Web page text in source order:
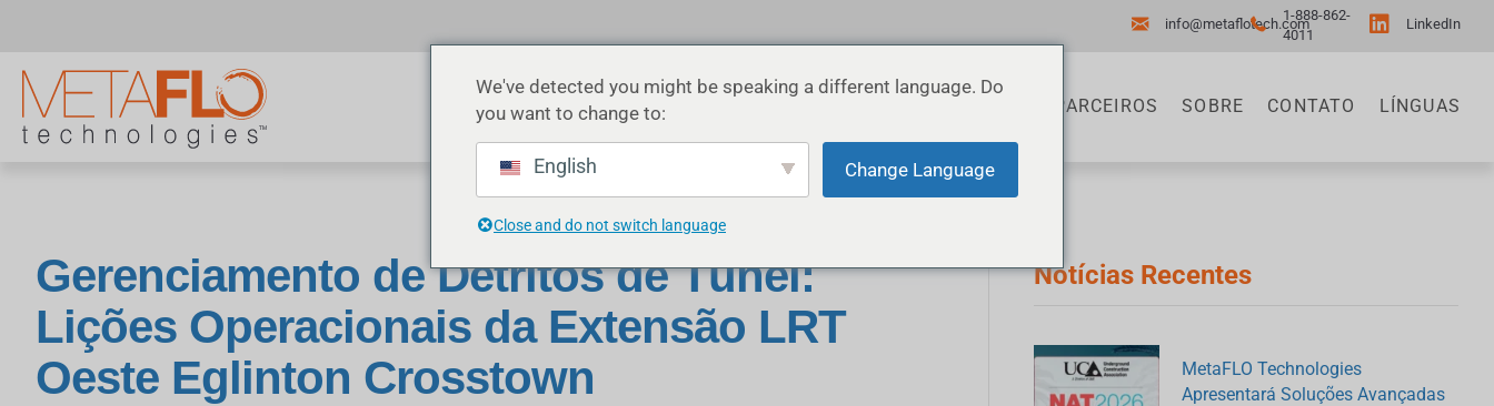
info@metaflotech.com
1-888-862-
4011
LinkedIn
INDÚSTRIAS PARCEIROS SOBRE CONTATO LÍNGUAS
Gerenciamento de Detritos de Túnel:
Lições Operacionais da Extensão LRT
Oeste Eglinton Crosstown
Notícias Recentes
MetaFLO Technologies
Apresentará Soluções Avançadas
We've detected you might be speaking a different language. Do
you want to change to:
English Change Language
Close and do not switch language